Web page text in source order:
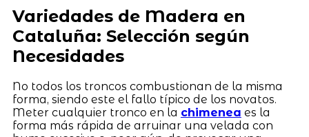
Variedades de Madera en
Cataluña: Selección según
Necesidades
No todos los troncos combustionan de la misma
forma, siendo este el fallo típico de los novatos.
Meter cualquier tronco en la chimenea es la
forma más rápida de arruinar una velada con